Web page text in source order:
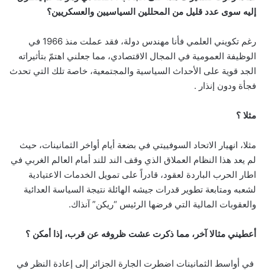
إليه سوى عدد قليل من المحللين السياسيين والعسكريين؟
رغم تكويني العلمي فأنا مهندس دولة، فقد عملت منذ 1966 في
الوظيفة العمومية في المجال الاقتصادي، مما جعلني اهتمّ بتأثيراته
الجد قوية على الأحداث السياسية والمجتمعية، خاصة تلك التي تحدث
فجأة ودون إنذار .
مثلا ؟
مثلا، انهيار الاتحاد السوفييتي في بضعة أيام أواخر الثمانينات، حيث
لم يعد هذا النظام العملاق الذي وقف الند للند أمام العالم الغربي في
اطار الحرب الباردة لعقود، قادراً على تمويل الخدمات الاعتيادية
لشعبه ومتابعة تطوير قدرات جيشه الهائلة نتيجة السياسة العدائية
والعقوبات المالية التي فرضها الرئيس “ريكن” آنذاك.
أعطيني مثالا آخر، مما ذكرت عشت ظروفه عن قرب، إذا أمكن ؟
في أواسط الثمانينات اضطرت الجارة الجزائر إلى إعادة النظر في